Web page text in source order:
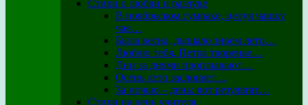
Стихи о любви и разлуке
В ноябрьском сумраке, целуя чашку
чая…
Была весна, дышало зноем лето…
Люблю тебя, Петра творенье…
Дни за днями проплывают…
Осень лето заслоняет…
За ночью – день: вот результат…
Стихи на день учителя